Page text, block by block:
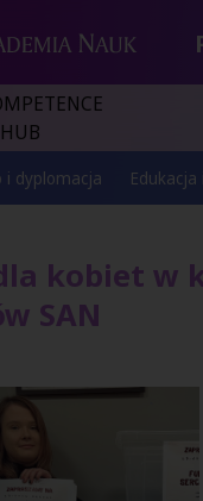
HUB
i dyplomacja
kobiet w
SAN